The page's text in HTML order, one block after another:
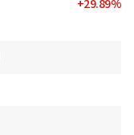
+29.89%